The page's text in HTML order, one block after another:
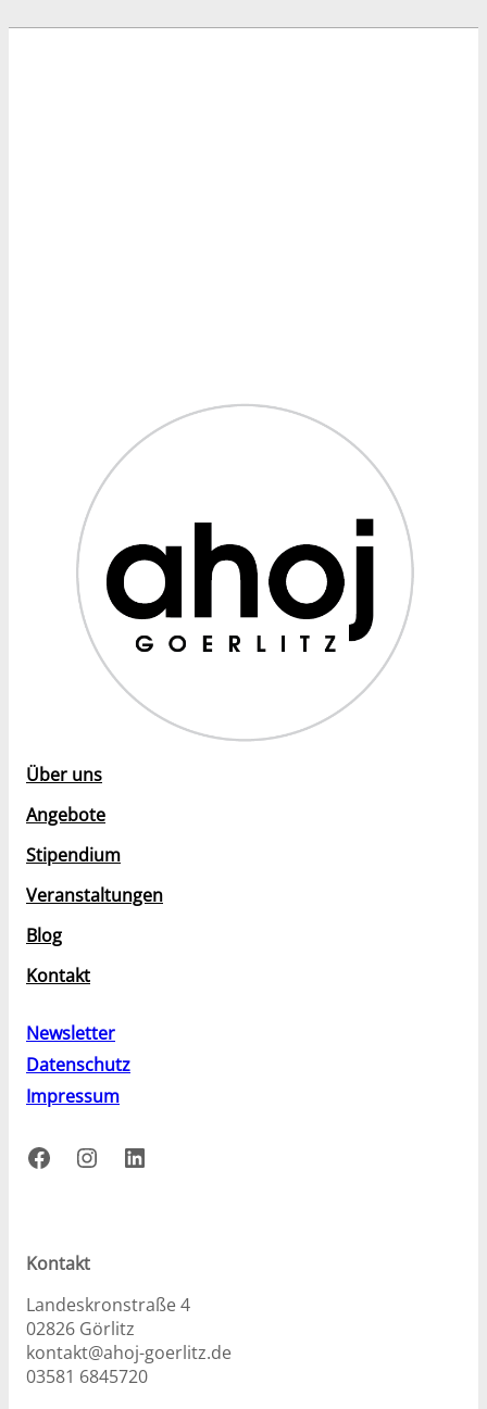
Über uns
Angebote
Stipendium
Veranstaltungen
Blog
Kontakt
Newsletter
Datenschutz
Impressum
Facebook Instagram LinkedIn
Kontakt
Landeskronstraße 4
02826 Görlitz
kontakt@ahoj-goerlitz.de
03581 6845720